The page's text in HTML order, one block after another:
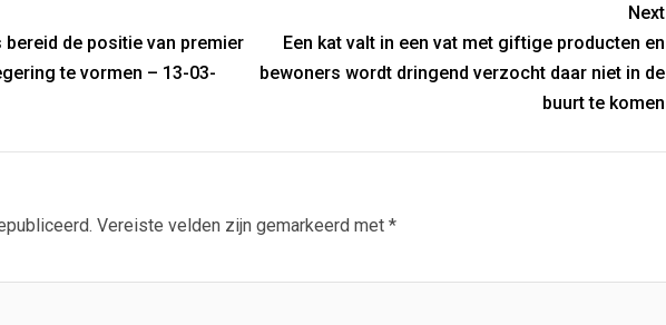
bereid de positie van premier
te vormen – 13-03-
Next
Een kat valt in een vat met giftige producten en
bewoners wordt dringend verzocht daar niet in de
buurt te komen
Vereiste velden zijn gemarkeerd met *